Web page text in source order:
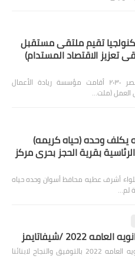
تقيم ملتقى مستقبل
الاقتصاد المستدام)
✍️ سهيلة محي على نهج رؤية مصر ٢٠٣٠ أقامت مؤسسة ريادة الأعمال
يكلف وحده (حياه كريمه)
بقرية الحجز بحرى مركز
أشرف عطيه محافظ أسوان وحده حياه
لم…
2022 /شيفاتايمز
ل معرفة نتيجة الثانويه العامه 2022 بالتوفيق والنجاح لابنائنا